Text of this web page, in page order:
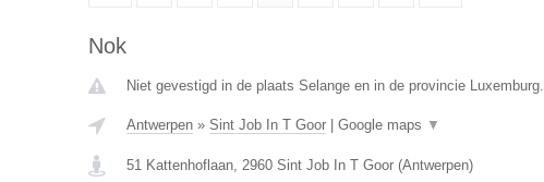
Nok
Niet gevestigd in de plaats Selange en in de provincie Luxemburg.
Antwerpen» Sint Job In T Goor| Google maps ▼
51 Kattenhoflaan, 2960 Sint Job In T Goor(Antwerpen)